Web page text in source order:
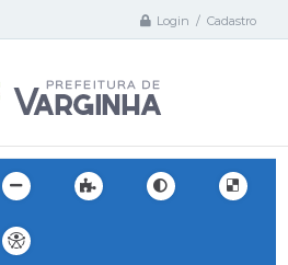
Login / Cadastro